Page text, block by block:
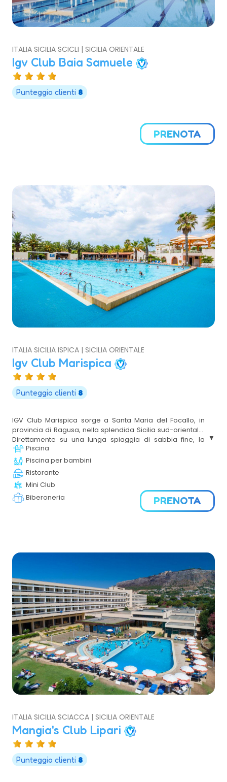
ITALIA SICILIA SCICLI | SICILIA ORIENTALE
Igv Club Baia Samuele
Punteggio clienti 8
PRENOTA
ITALIA SICILIA ISPICA | SICILIA ORIENTALE
Igv Club Marispica
Punteggio clienti 8
IGV Club Marispica sorge a Santa Maria del Focallo, in
provincia di Ragusa, nella splendida Sicilia sud-orientale.
Direttamente su una lunga spiaggia di sabbia fine, la
struttura è immersa in un ambiente elegante e curato.
Ideale per famiglie con bambini e ragazzi, offre una vasta
gamma di servizi e attività per una vacanza rilassante e
divertente a contatto con la natura.
Piscina
Piscina per bambini
Ristorante
Mini Club
Biberoneria
PRENOTA
ITALIA SICILIA SCIACCA | SICILIA ORIENTALE
Mangia's Club Lipari
Punteggio clienti 8